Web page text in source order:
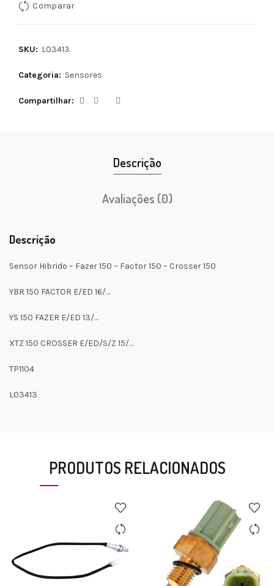
Comparar
SKU: L03413
Categoria: Sensores
Compartilhar
Descrição
Avaliações (0)
Descrição
Sensor Hibrido – Fazer 150 – Factor 150 – Crosser 150
YBR 150 FACTOR E/ED 16/…
YS 150 FAZER E/ED 13/…
XTZ 150 CROSSER E/ED/S/Z 15/…
TP1104
L03413
PRODUTOS RELACIONADOS